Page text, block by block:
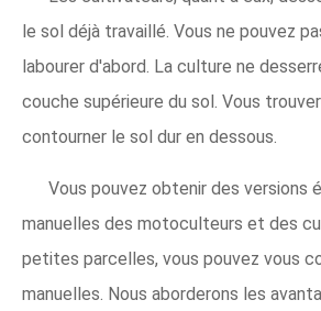
le sol déjà travaillé. Vous ne pouvez
labourer d'abord. La culture ne
couche supérieure du sol. Vous
contourner le sol dur en dessous.
Vous pouvez obtenir des versions
manuelles des motoculteurs et des
petites parcelles, vous pouvez vous
manuelles. Nous aborderons les